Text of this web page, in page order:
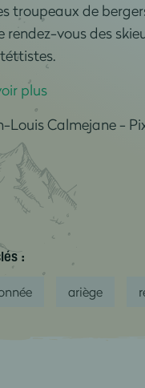
troupeaux de
rendez-vous des
plus
LouisCalmejane -
:
ariège